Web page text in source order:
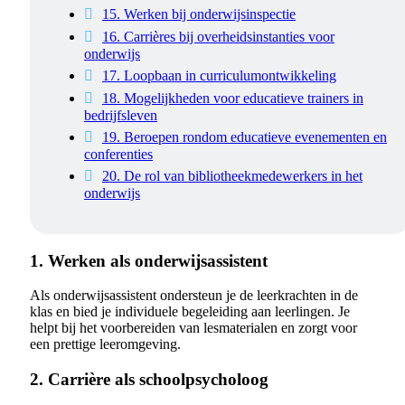
15. Werken bij onderwijsinspectie
16. Carrières bij overheidsinstanties voor
onderwijs
17. Loopbaan in curriculumontwikkeling
18. Mogelijkheden voor educatieve trainers in
bedrijfsleven
19. Beroepen rondom educatieve evenementen en
conferenties
20. De rol van bibliotheekmedewerkers in het
onderwijs
1. Werken als onderwijsassistent
Als onderwijsassistent ondersteun je de leerkrachten in de
klas en bied je individuele begeleiding aan leerlingen. Je
helpt bij het voorbereiden van lesmaterialen en zorgt voor
een prettige leeromgeving.
2. Carrière als schoolpsycholoog